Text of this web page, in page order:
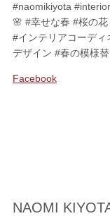
#naomikiyota
🌸 #幸せな春 #桜の
#インテリアコーデ
デザイン #春の模様替
Facebook
NAOMI